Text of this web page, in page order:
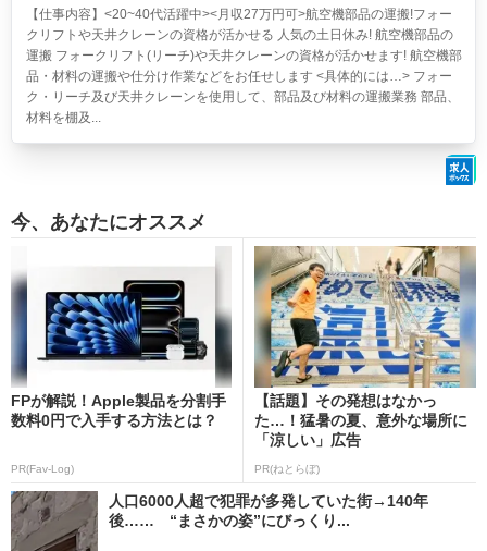
【仕事内容】<20~40代活躍中><月収27万円可>航空機部品の運搬!フォー
クリフトや天井クレーンの資格が活かせる 人気の土日休み!航空機部品の
運搬 フォークリフト(リーチ)や天井クレーンの資格が活かせます! 航空機部
品・材料の運搬や仕分け作業などをお任せします <具体的には…> フォー
ク・リーチ及び天井クレーンを使用して、部品及び材料の運搬業務 部品、
材料を棚及...
今、あなたにオススメ
FPが解説！Apple製品を分割手
数料0円で入手する方法とは？
PR(Fav-Log)
【話題】その発想はなかっ
た…！猛暑の夏、意外な場所に
「涼しい」広告
PR(ねとらぼ)
人口6000人超で犯罪が多発していた街→140年
後…… “まさかの姿”にびっくり...